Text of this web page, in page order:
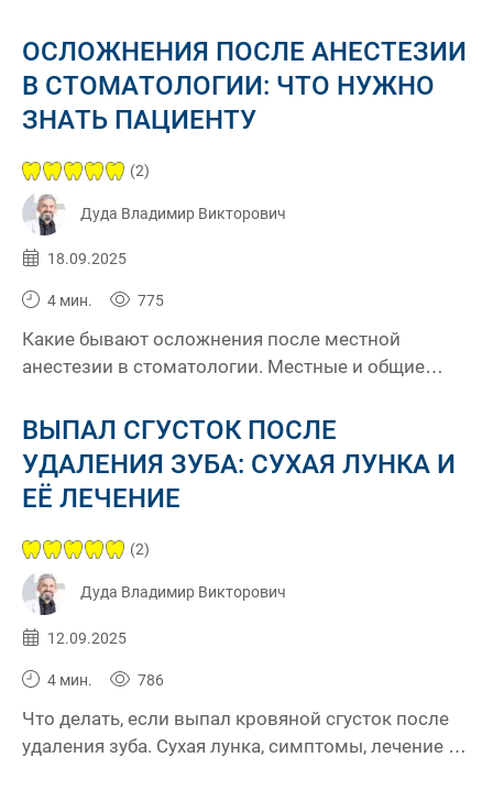
ОСЛОЖНЕНИЯ ПОСЛЕ АНЕСТЕЗИИ
В СТОМАТОЛОГИИ: ЧТО НУЖНО
ЗНАТЬ ПАЦИЕНТУ
Дуда Владимир Викторович
(2)
Опубликовано:
18.09.2025
4 мин. 775
Какие бывают осложнения после местной
анестезии в стоматологии. Местные и общие
ВЫПАЛ СГУСТОК ПОСЛЕ
УДАЛЕНИЯ ЗУБА: СУХАЯ ЛУНКА И
ЕЁ ЛЕЧЕНИЕ
Дуда Владимир Викторович
(2)
Опубликовано:
12.09.2025
4 мин. 786
Что делать, если выпал кровяной сгусток после
удаления зуба. Сухая лунка, симптомы, лечение и